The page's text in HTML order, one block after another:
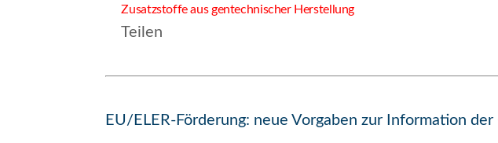
Zusatzstoffe aus gentechnischer Herstellung
Teilen
EU/ELER-Förderung: neue Vorgaben zur Information